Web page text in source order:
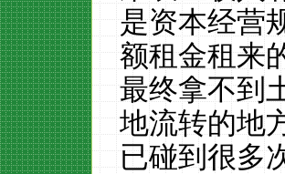
是资本经营
额租金租来
最终拿不到
地流转的地
已碰到很多